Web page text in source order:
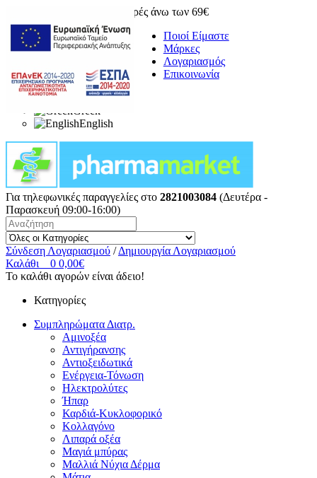
Δωρεάν μεταφορικά για αγορές άνω των 69€
Ποιοί Είμαστε
Μάρκες
Λογαριασμός
Επικοινωνία
Greek
English
Για τηλεφωνικές παραγγελίες στο 2821003084 (Δευτέρα -
Παρασκευή 09:00-16:00)
Σύνδεση Λογαριασμού / Δημιουργία Λογαριασμού
Καλάθι
0 0,00€
Το καλάθι αγορών είναι άδειο!
Κατηγορίες
Συμπληρώματα Διατρ.
Αμινοξέα
Αντιγήρανσης
Αντιοξειδωτικά
Ενέργεια-Τόνωση
Ηλεκτρολύτες
Ήπαρ
Καρδιά-Κυκλοφορικό
Κολλαγόνο
Λιπαρά οξέα
Μαγιά μπύρας
Μαλλιά Νύχια Δέρμα